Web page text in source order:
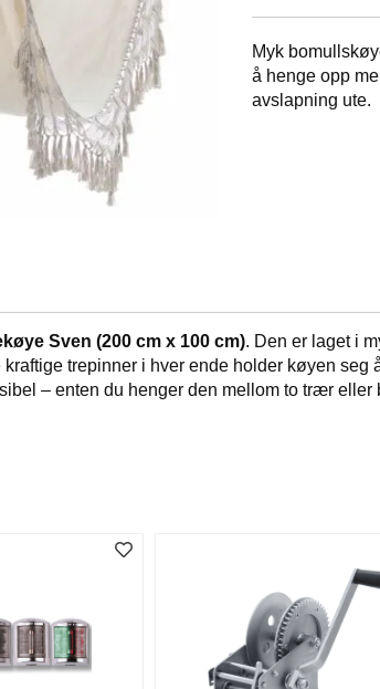
Myk
å henge opp
avslapning ute.
Sven (200 cm x 100 cm). Den er laget i
trepinner i hver ende holder køyen
– enten du henger den mellom to trær eller